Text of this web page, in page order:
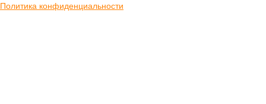
Политика конфиденциальности